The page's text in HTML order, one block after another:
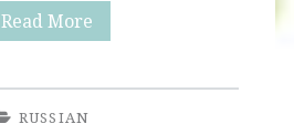
Read MoreФавориты
RUSSIAN